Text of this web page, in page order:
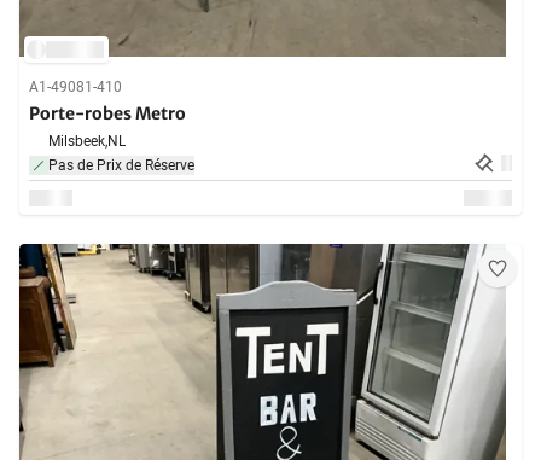
A1-49081-410
Porte-robes Metro
Milsbeek,NL
Pas de Prix de Réserve